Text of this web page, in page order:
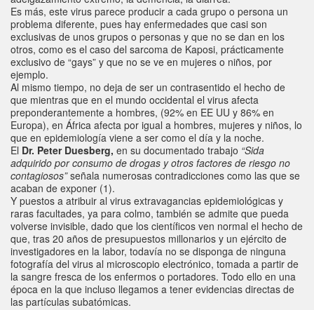
Es más, este virus parece producir a cada grupo o persona un
problema diferente, pues hay enfermedades que casi son
exclusivas de unos grupos o personas y que no se dan en los
otros, como es el caso del sarcoma de Kaposi, prácticamente
exclusivo de “gays” y que no se ve en mujeres o niños, por
ejemplo.
Al mismo tiempo, no deja de ser un contrasentido el hecho de
que mientras que en el mundo occidental el virus afecta
preponderantemente a hombres, (92% en EE UU y 86% en
Europa), en África afecta por igual a hombres, mujeres y niños, lo
que en epidemiología viene a ser como el día y la noche.
El Dr. Peter Duesberg, en su documentado trabajo “Sida
adquirido por consumo de drogas y otros factores de riesgo no
contagiosos”señala numerosas contradicciones como las que se
acaban de exponer (1).
Y puestos a atribuir al virus extravagancias epidemiológicas y
raras facultades, ya para colmo, también se admite que pueda
volverse invisible, dado que los científicos ven normal el hecho de
que, tras 20 años de presupuestos millonarios y un ejército de
investigadores en la labor, todavía no se disponga de ninguna
fotografía del virus al microscopio electrónico, tomada a partir de
la sangre fresca de los enfermos o portadores. Todo ello en una
época en la que incluso llegamos a tener evidencias directas de
las partículas subatómicas.